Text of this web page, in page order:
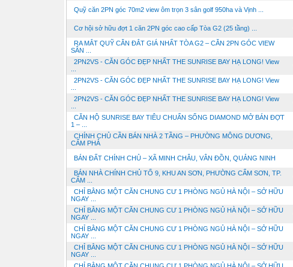
Quỹ căn 2PN góc 70m2 view ôm trọn 3 sân golf 950ha và Vịnh ...
Cơ hội sở hữu đợt 1 căn 2PN góc cao cấp Tòa G2 (25 tầng) ...
RA MẮT QUỸ CĂN ĐẮT GIÁ NHẤT TÒA G2 – CĂN 2PN GÓC VIEW
SÂN ...
2PN2VS - CĂN GÓC ĐẸP NHẤT THE SUNRISE BAY HẠ LONG! View
2PN2VS - CĂN GÓC ĐẸP NHẤT THE SUNRISE BAY HẠ LONG! View
2PN2VS - CĂN GÓC ĐẸP NHẤT THE SUNRISE BAY HẠ LONG! View
CĂN HỘ SUNRISE BAY TIÊU CHUẨN SỐNG DIAMOND MỞ BÁN ĐỢT
1 – ...
CHÍNH CHỦ CẦN BÁN NHÀ 2 TẦNG – PHƯỜNG MÔNG DƯƠNG,
CẨM PHẢ
BÁN ĐẤT CHÍNH CHỦ – XÃ MINH CHÂU, VÂN ĐỒN, QUẢNG NINH
BÁN NHÀ CHÍNH CHỦ TỔ 9, KHU AN SƠN, PHƯỜNG CẨM SƠN, TP.
CẨM ...
CHỈ BẰNG MỘT CĂN CHUNG CƯ 1 PHÒNG NGỦ HÀ NỘI – SỞ HỮU
NGAY ...
CHỈ BẰNG MỘT CĂN CHUNG CƯ 1 PHÒNG NGỦ HÀ NỘI – SỞ HỮU
NGAY ...
CHỈ BẰNG MỘT CĂN CHUNG CƯ 1 PHÒNG NGỦ HÀ NỘI – SỞ HỮU
NGAY ...
CHỈ BẰNG MỘT CĂN CHUNG CƯ 1 PHÒNG NGỦ HÀ NỘI – SỞ HỮU
NGAY ...